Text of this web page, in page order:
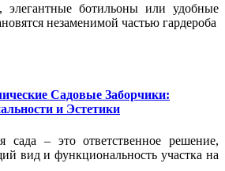
ботильоны или удобные
незаменимой частью гардероба
Садовые Заборчики:
и Эстетики
сада – это ответственное решение,
вид и функциональность участка на